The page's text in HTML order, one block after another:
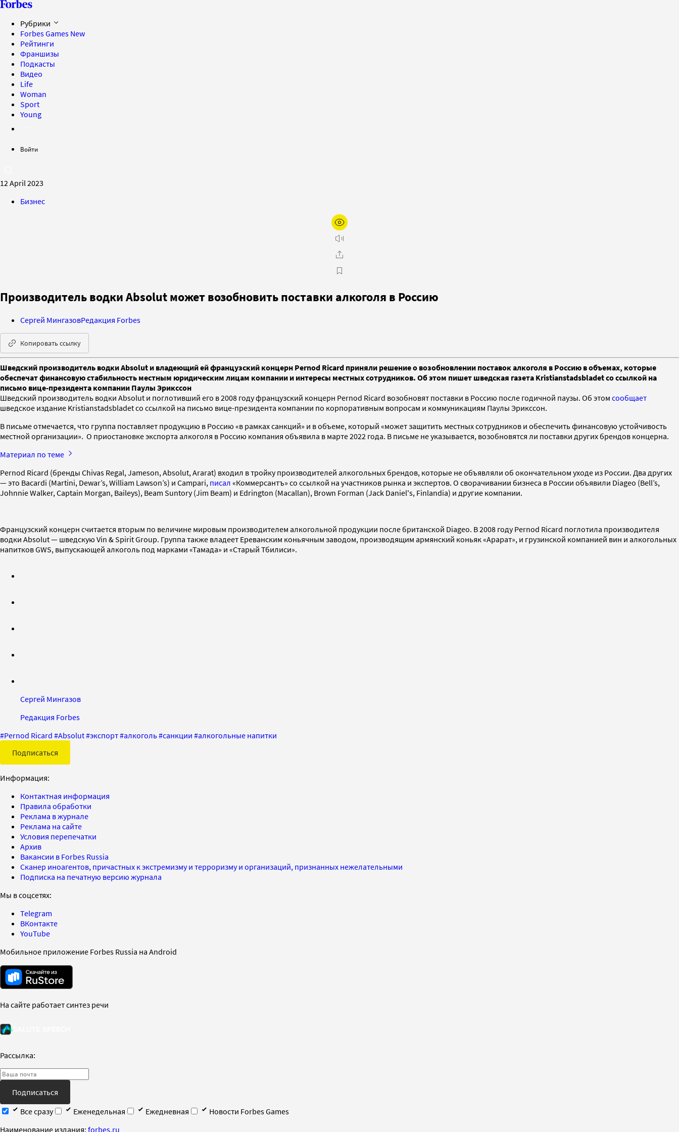
Рубрики
Forbes Games New
Рейтинги
Франшизы
Подкасты
Видео
Life
Woman
Sport
Young
Войти
12 April 2023
Бизнес
Производитель водки Absolut может возобновить поставки алкоголя в Россию
Сергей МингазовРедакция Forbes
Копировать ссылку
Шведский производитель водки Absolut и владеющий ей французский концерн Pernod Ricard приняли решение о возобновлении поставок алкоголя в Россию в объемах, которые
обеспечат финансовую стабильность местным юридическим лицам компании и интересы местных сотрудников. Об этом пишет шведская газета Kristianstadsbladet со ссылкой на
письмо вице-президента компании Паулы Эрикссон
Шведский производитель водки Absolut и поглотивший его в 2008 году французский концерн Pernod Ricard возобновят поставки в Россию после годичной паузы. Об этом сообщает
шведское издание Kristianstadsbladet со ссылкой на письмо вице-президента компании по корпоративным вопросам и коммуникациям Паулы Эрикссон.
В письме отмечается, что группа поставляет продукцию в Россию «в рамках санкций» и в объеме, который «может защитить местных сотрудников и обеспечить финансовую устойчивость
местной организации». О приостановке экспорта алкоголя в Россию компания объявила в марте 2022 года. В письме не указывается, возобновятся ли поставки других брендов концерна.
Материал по теме
Pernod Ricard (бренды Chivas Regal, Jameson, Absolut, Ararat) входил в тройку производителей алкогольных брендов, которые не объявляли об окончательном уходе из России. Два других
— это Bacardi (Martini, Dewar’s, William Lawson’s) и Campari, писал «Коммерсантъ» со ссылкой на участников рынка и экспертов. О сворачивании бизнеса в России объявили Diageo (Bell’s,
Johnnie Walker, Captain Morgan, Baileys), Beam Suntory (Jim Beam) и Edrington (Macallan), Brown Forman (Jack Daniel's, Finlandia) и другие компании.
Французский концерн считается вторым по величине мировым производителем алкогольной продукции после британской Diageo. В 2008 году Pernod Ricard поглотила производителя
водки Absolut — шведскую Vin & Spirit Group. Группа также владеет Ереванским коньячным заводом, производящим армянский коньяк «Арарат», и грузинской компанией вин и алкогольных
напитков GWS, выпускающей алкоголь под марками «Тамада» и «Старый Тбилиси».
Сергей Мингазов
Редакция Forbes
#Pernod Ricard #Absolut#экспорт#алкоголь#санкции #алкогольные напитки
Подписаться
Информация:
Контактная информация
Правила обработки
Реклама в журнале
Реклама на сайте
Условия перепечатки
Архив
Вакансии в Forbes Russia
Сканер иноагентов, причастных к экстремизму и терроризму и организаций, признанных нежелательными
Подписка на печатную версию журнала
Мы в соцсетях:
Telegram
ВКонтакте
YouTube
Мобильное приложение Forbes Russia на Android
На сайте работает синтез речи
Рассылка:
Подписаться
Все сразу
Еженедельная Ежедневная
Новости Forbes Games
Наименование издания: forbes.ru